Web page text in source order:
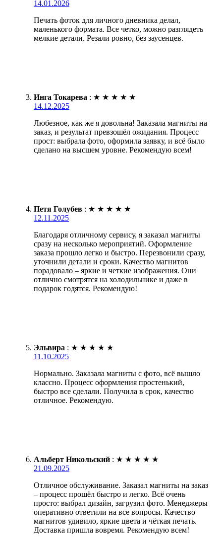
14.01.2026
Печать фоток для личного дневника делал,
маленького формата. Все четко, можно разглядеть
мелкие детали. Резали ровно, без заусенцев.
Инга Токарева : ★ ★ ★ ★ ★
14.12.2025
Любезное, как же я довольна! Заказала магниты на
заказ, и результат превзошёл ожидания. Процесс
прост: выбрала фото, оформила заявку, и всё было
сделано на высшем уровне. Рекомендую всем!
Петя Голубев : ★ ★ ★ ★ ★
12.11.2025
Благодаря отличному сервису, я заказал магниты
сразу на несколько мероприятий. Оформление
заказа прошло легко и быстро. Перезвонили сразу,
уточнили детали и сроки. Качество магнитов
порадовало – яркие и четкие изображения. Они
отлично смотрятся на холодильнике и даже в
подарок годятся. Рекомендую!
Эльвира : ★ ★ ★ ★ ★
11.10.2025
Нормально. Заказала магниты с фото, всё вышло
классно. Процесс оформления простенький,
быстро все сделали. Получила в срок, качество
отличное. Рекомендую.
Альберт Никольский : ★ ★ ★ ★ ★
21.09.2025
Отличное обслуживание. Заказал магниты на заказ
– процесс прошёл быстро и легко. Всё очень
просто: выбрал дизайн, загрузил фото. Менеджеры
оперативно ответили на все вопросы. Качество
магнитов удивило, яркие цвета и чёткая печать.
Доставка пришла вовремя. Рекомендую всем!